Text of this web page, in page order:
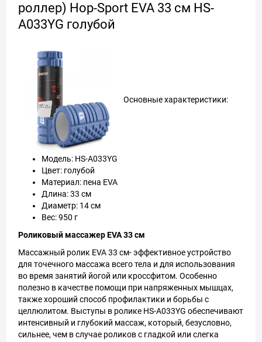
роллер) Hop-Sport EVA 33 см HS-
A033YG голубой
Основные характеристики:
Модель: HS-A033YG
Цвет: голубой
Материал: пена EVA
Длина: 33 см
Диаметр: 14 см
Вес: 950 г
Роликовый массажер EVA 33 см
Массажный ролик EVA 33 см- эффективное устройство
для точечного массажа всего тела и для использования
во время занятий йогой или кроссфитом. Особенно
полезно в качестве помощи при напряженных мышцах,
также хороший способ профилактики и борьбы с
целлюлитом. Выступы в ролике HS-A033YG обеспечивают
интенсивный и глубокий массаж, который, безусловно,
сильнее, чем в случае роликов с гладкой или слегка